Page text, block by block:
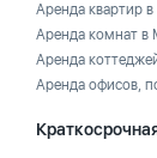
Аренда квартир
Аренда комнат в
Аренда
Аренда офисов,